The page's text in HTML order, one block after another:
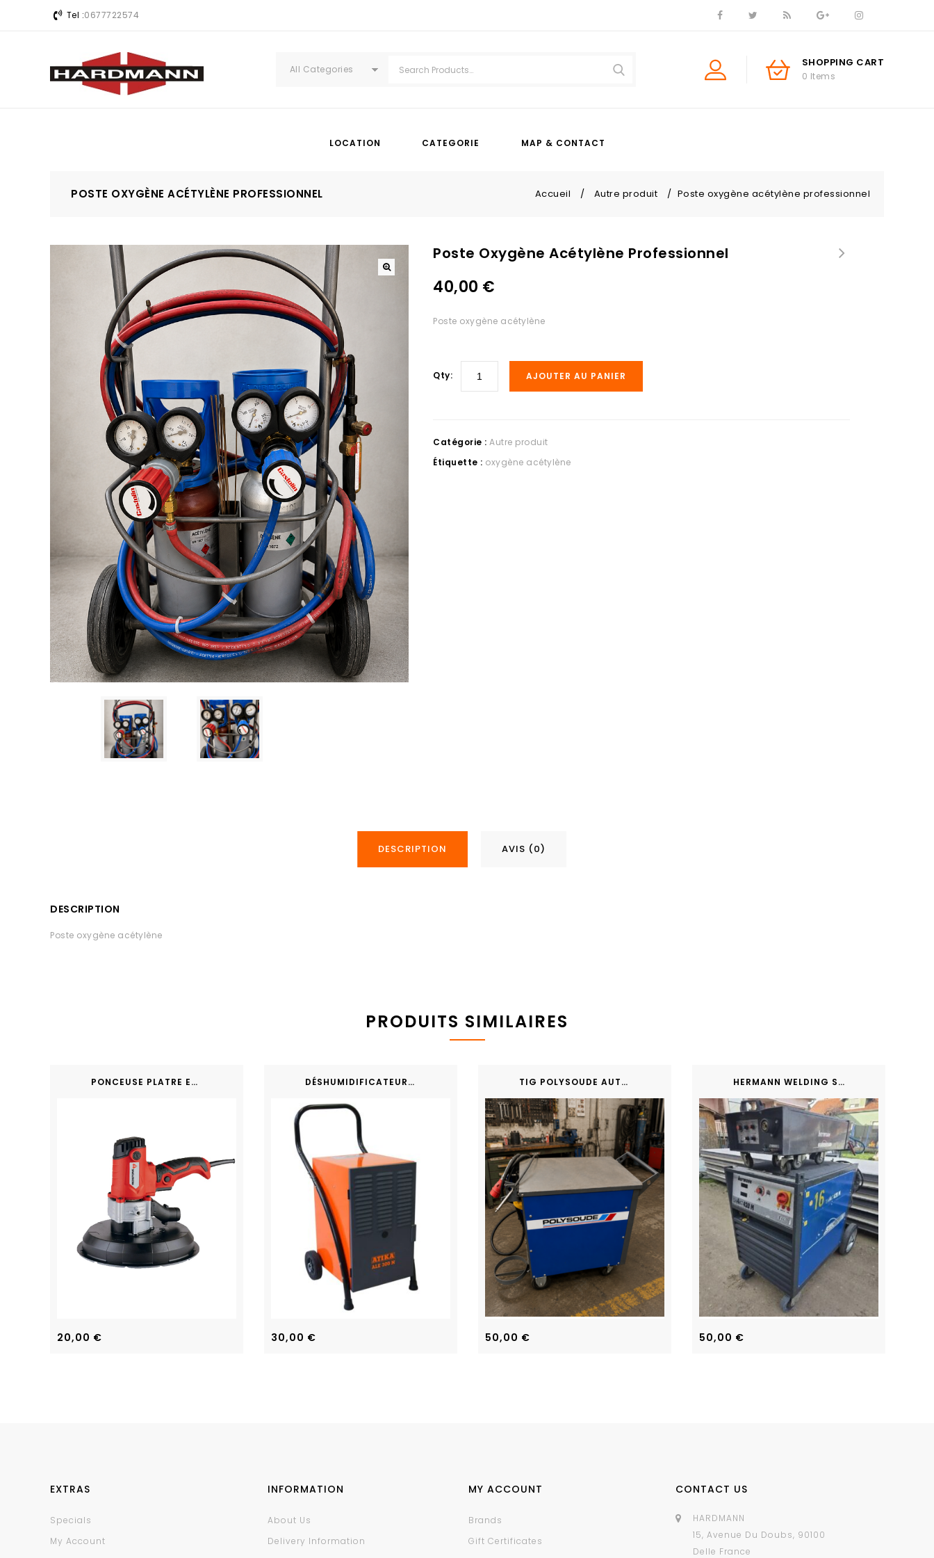
Tel :0677722574
SHOPPING CART
0 Items
All Categories
LOCATION CATEGORIE MAP & CONTACT
POSTE OXYGÈNE ACÉTYLÈNE PROFESSIONNEL Accueil / Autre produit / Poste oxygène acétylène professionnel
Poste Oxygène Acétylène Professionnel
40,00 €
Poste oxygène acétylène
Qty: AJOUTER AU PANIER
Catégorie : Autre produit
Étiquette : oxygène acétylène
DESCRIPTION AVIS (0)
DESCRIPTION
Poste oxygène acétylène
PRODUITS SIMILAIRES
PONCEUSE PLATRE ET ENDUIT
20,00 €
DÉSHUMIDIFICATEUR ATIKA
30,00 €
TIG POLYSOUDE AUTOTIG 250-4
50,00 €
HERMANN WELDING SHARC 420M
50,00 €
EXTRAS
Specials
My Account
INFORMATION
About Us
Delivery Information
MY ACCOUNT
Brands
Gift Certificates
CONTACT US
HARDMANN
15, Avenue Du Doubs, 90100
Delle France